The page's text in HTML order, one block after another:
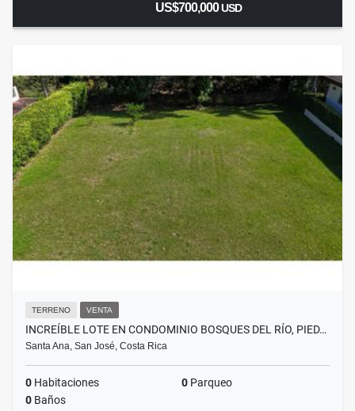
US$700,000USD
TERRENO VENTA
INCREÍBLE LOTE EN CONDOMINIO BOSQUES DEL RÍO, PIED…
Santa Ana, San José, Costa Rica
0 Habitaciones 0 Parqueo
0 Baños